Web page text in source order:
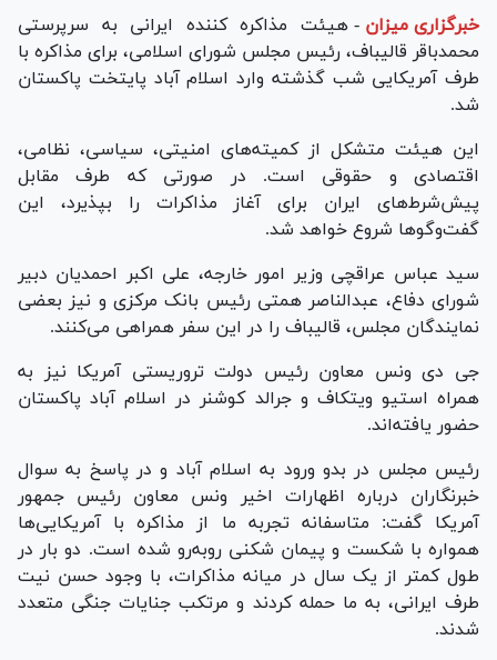
خبرگزاری میزان - هیئت مذاکره کننده ایرانی به سرپرستی
محمدباقر قالیباف، رئیس مجلس شورای اسلامی، برای مذاکره با
طرف آمریکایی شب گذشته وارد اسلام آباد پایتخت پاکستان
شد.
این هیئت متشکل از کمیته‌های امنیتی، سیاسی، نظامی،
اقتصادی و حقوقی است. در صورتی که طرف مقابل
پیش‌شرط‌های ایران برای آغاز مذاکرات را بپذیرد، این
گفت‌و‌گو‌ها شروع خواهد شد.
سید عباس عراقچی وزیر امور خارجه، علی اکبر احمدیان دبیر
شورای دفاع، عبدالناصر همتی رئیس بانک مرکزی و نیز بعضی
نمایندگان مجلس، قالیباف را در این سفر همراهی می‌کنند.
جی دی ونس معاون رئیس دولت تروریستی آمریکا نیز به
همراه استیو ویتکاف و جرالد کوشنر در اسلام آباد پاکستان
حضور یافته‌اند.
رئیس مجلس در بدو ورود به اسلام آباد و در پاسخ به سوال
خبرنگاران درباره اظهارات اخیر ونس معاون رئیس جمهور
آمریکا گفت: متاسفانه تجربه ما از مذاکره با آمریکایی‌ها
همواره با شکست و پیمان شکنی رو‌به‌رو شده است. دو بار در
طول کمتر از یک سال در میانه مذاکرات، با وجود حسن نیت
طرف ایرانی، به ما حمله کردند و مرتکب جنایات جنگی متعدد
شدند.